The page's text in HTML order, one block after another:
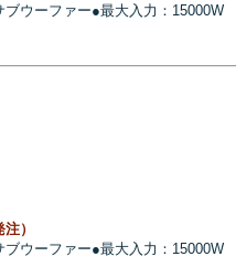
ウーファー●最大入力：15000W
）
ウーファー●最大入力：15000W